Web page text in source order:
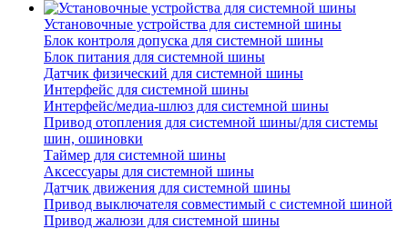
Установочные устройства для системной шины
Блок контроля допуска для системной шины
Блок питания для системной шины
Датчик физический для системной шины
Интерфейс для системной шины
Интерфейс/медиа-шлюз для системной шины
Привод отопления для системной шины/для системы
шин, ошиновки
Таймер для системной шины
Аксессуары для системной шины
Датчик движения для системной шины
Привод выключателя совместимый с системной шиной
Привод жалюзи для системной шины